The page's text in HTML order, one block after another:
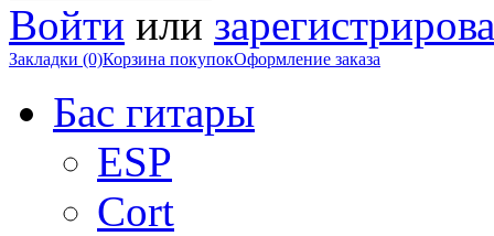
Войти или
Закладки (0)Корзина покупокОформление заказа
Бас гитары
ESP
Cort